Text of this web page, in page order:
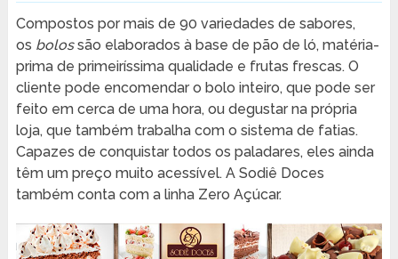
Compostos por mais de 90 variedades de sabores,
os bolossão elaborados à base de pão de ló, matéria-
prima de primeiríssima qualidade e frutas frescas. O
cliente pode encomendar o bolo inteiro, que pode ser
feito em cerca de uma hora, ou degustar na própria
loja, que também trabalha com o sistema de fatias.
Capazes de conquistar todos os paladares, eles ainda
têm um preço muito acessível. A Sodiê Doces
também conta com a linha Zero Açúcar.